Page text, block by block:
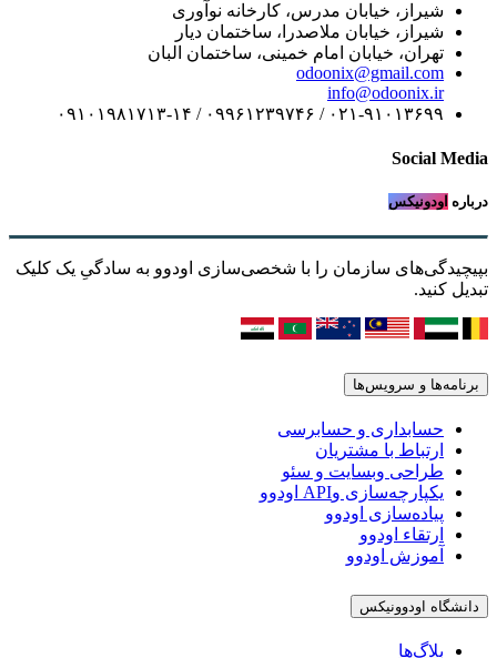
شیراز، خیابان مدرس، کارخانه نوآوری
شیراز، خیابان ملاصدرا، ساختمان دیار
تهران، خیابان امام خمینی، ساختمان البان
odoonix@gmail.com
info@odoonix.ir
۰۲۱-۹۱۰۱۳۶۹۹ / ۰۹۹۶۱۲۳۹۷۴۶ / ۰۹۱۰۱۹۸۱۷۱۳-۱۴
Social
اودونیکس
سازمان را با شخصی‌سازی اودوو به سادگیِ یک کلیک
کنید.
و سرویس‌ها
حسابداری و حسابرسی
ارتباط با مشتریان
طراحی وبسایت و سئو
یکپارچه‌سازی وAPI اودوو
پیاده‌سازی اودوو
ارتقاء اودوو
آموزش اودوو
اودوونیکس
بلاگ‌ها